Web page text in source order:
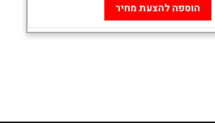
הוספה להצעת מחיר